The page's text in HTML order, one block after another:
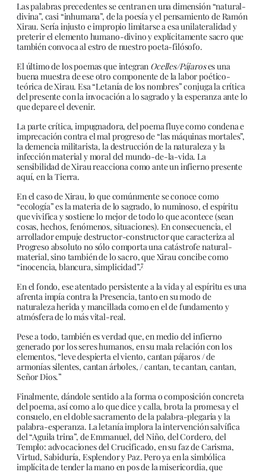
Las palabras precedentes se centran en una dimensión “natural-
divina”, casi “inhumana”, de la poesía y el pensamiento de Ramón
Xirau. Sería injusto e impropio limitarse a esa unilateralidad y
preterir el elemento humano-divino y explícitamente sacro que
también convoca al estro de nuestro poeta-filósofo.
El último de los poemas que integran Ocelles/Pájaroses una
buena muestra de ese otro componente de la labor poético-
teórica de Xirau. Esa “Letanía de los nombres” conjuga la crítica
del presente con la invocación a lo sagrado y la esperanza ante lo
que depare el devenir.
La parte crítica, impugnadora, del poema fluye como condena e
imprecación contra el mal progreso de “las máquinas mortales”,
la demencia militarista, la destrucción de la naturaleza y la
infección material y moral del mundo-de-la-vida. La
sensibilidad de Xirau reacciona como ante un infierno presente
aquí, en la Tierra.
En el caso de Xirau, lo que comúnmente se conoce como
“ecología” es la materia de lo sagrado, lo numinoso, el espíritu
que vivifica y sostiene lo mejor de todo lo que acontece (sean
cosas, hechos, fenómenos, situaciones). En consecuencia, el
arrollador empuje destructor-constructor que caracteriza al
Progreso absoluto no sólo comporta una catástrofe natural-
material, sino también de lo sacro, que Xirau concibe como
“inocencia, blancura, simplicidad”.7
En el fondo, ese atentado persistente a la vida y al espíritu es una
afrenta impía contra la Presencia, tanto en su modo de
naturaleza herida y mancillada como en el de fundamento y
atmósfera de lo más vital-real.
Pese a todo, también es verdad que, en medio del infierno
generado por los seres humanos, en su mala relación con los
elementos, “leve despierta el viento, cantan pájaros / de
armonías silentes, cantan árboles, / cantan, te cantan, cantan,
Señor Dios.”
Finalmente, dándole sentido a la forma o composición concreta
del poema, así como a lo que dice y calla, brota la promesa y el
consuelo, en el doble sacramento de la palabra-plegaria y la
palabra-esperanza. La letanía implora la intervención salvífica
del “Aguila trina”, de Emmanuel, del Niño, del Cordero, del
Templo: advocaciones del Crucificado, en su faz de Carisma,
Virtud, Sabiduría, Esplendor y Paz. Pero ya en la simbólica
implícita de tender la mano en pos de la misericordia, que